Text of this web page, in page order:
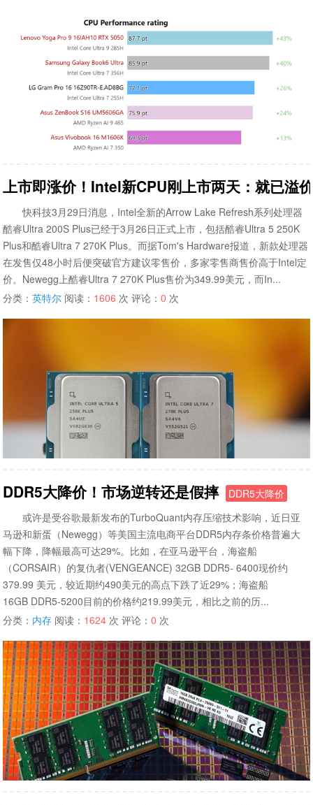
上市即涨价！Intel新CPU刚上市两天：就已溢
快科技3月29日消息，Intel全新的Arrow Lake Refresh系列处理器
酷睿Ultra 200S Plus已经于3月26日正式上市，包括酷睿Ultra 5 250K
Plus和酷睿Ultra 7 270K Plus。而据Tom's Hardware报道，新款处理器
在发售仅48小时后便突破官方建议零售价，多家零售商售价高于Intel定
价。Newegg上酷睿Ultra 7 270K Plus售价为349.99美元，而In...
分类：英特尔 阅读： 1606 次 评论：0 次
DDR5大降价！市场逆转还是假摔
DDR5大降价
或许是受谷歌最新发布的TurboQuant内存压缩技术影响，近日亚
马逊和新蛋（Newegg）等美国主流电商平台DDR5内存条价格普遍大
幅下降，降幅最高可达29%。比如，在亚马逊平台，海盗船
（CORSAIR）的复仇者(VENGEANCE) 32GB DDR5- 6400现价约
379.99 美元，较近期约490美元的高点下跌了近29%；海盗船
16GB DDR5-5200目前的价格约219.99美元，相比之前的历...
分类： 内存 阅读： 1624 次 评论：0 次